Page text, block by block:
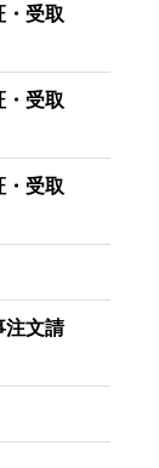
受取
受取
受取
文請